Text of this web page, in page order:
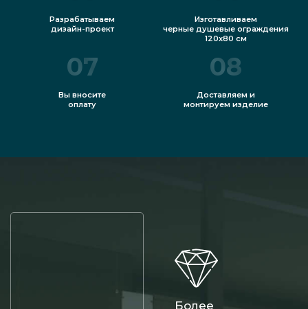
Разрабатываем
дизайн-проект
Изготавливаем
черные душевые ограждения
120х80 см
07
Вы вносите
оплату
08
Доставляем и
монтируем изделие
Более